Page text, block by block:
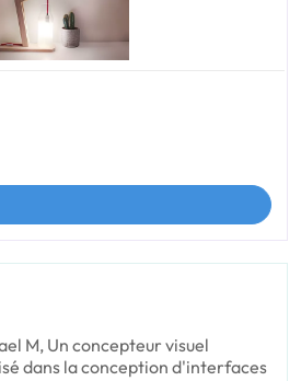
M, Un concepteur visuel
dans la conception d'interfaces